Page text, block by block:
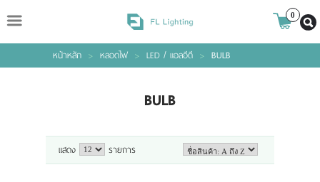
ไทย |ENGLISH
Login Register
0
หน้าหลัก > หลอดไฟ > LED / แอลอีดี > BULB
BULB
แสดง รายการ